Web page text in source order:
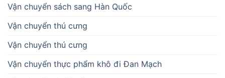
Vận chuyển sách sang Hàn Quốc
Vận chuyển thú cưng
Vận chuyển thú cưng
Vận chuyển thực phẩm khô đi Đan Mạch